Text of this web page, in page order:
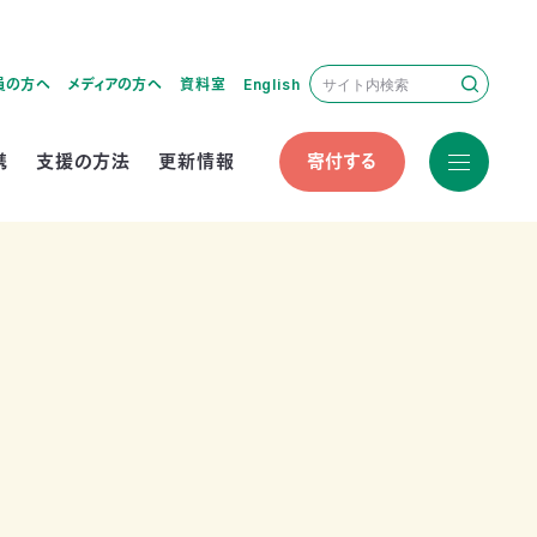
の方へ メディアの方へ 資料室 English
支援の方法 更新情報 寄付する